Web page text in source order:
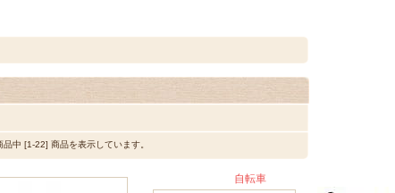
中 [1-22] 商品を表示しています。
自転車,